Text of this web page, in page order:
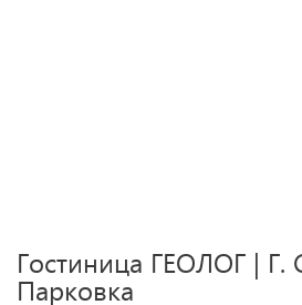
Гостиница ГЕОЛОГ | Г.
Парковка